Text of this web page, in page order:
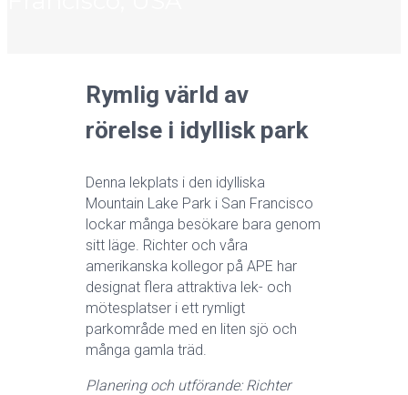
Rymlig värld av
rörelse i idyllisk park
Denna lekplats i den idylliska
Mountain Lake Park i San Francisco
lockar många besökare bara genom
sitt läge. Richter och våra
amerikanska kollegor på APE har
designat flera attraktiva lek- och
mötesplatser i ett rymligt
parkområde med en liten sjö och
många gamla träd.
Planering och utförande: Richter